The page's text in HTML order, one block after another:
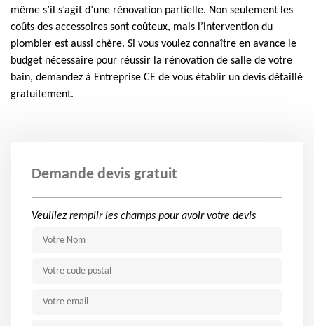
même s’il s’agit d’une rénovation partielle. Non seulement les
coûts des accessoires sont coûteux, mais l’intervention du
plombier est aussi chère. Si vous voulez connaître en avance le
budget nécessaire pour réussir la rénovation de salle de votre
bain, demandez à Entreprise CE de vous établir un devis détaillé
gratuitement.
Demande devis gratuit
Veuillez remplir les champs pour avoir votre devis